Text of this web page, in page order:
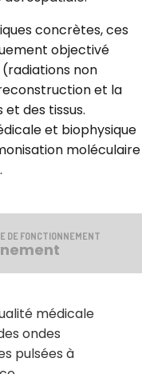
concrètes, ces
objectivé
non
et la
des tissus.
et biophysique
moléculaire
DE FONCTIONNEMENT
médicale
ondes
pulsées à